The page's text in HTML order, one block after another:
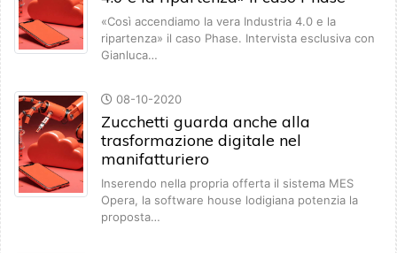
«Così accendiamo la vera Industria 4.0 e la
ripartenza» il caso Phase. Intervista esclusiva con
Gianluca…
08-10-2020
Zucchetti guarda anche alla
trasformazione digitale nel
manifatturiero
Inserendo nella propria offerta il sistema MES
Opera, la software house lodigiana potenzia la
proposta…